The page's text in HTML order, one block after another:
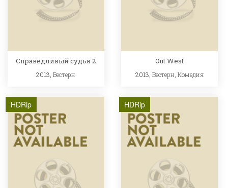
Справедливый судья 2
2013,Вестерн
Out West
2013, Вестерн Комедия
HDRip HDRip